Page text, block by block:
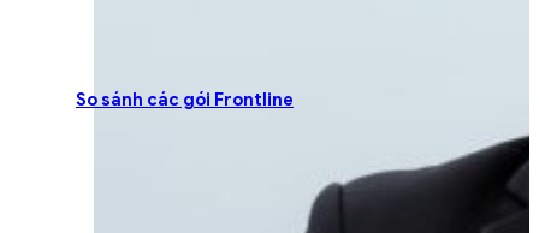
So sánh các gói Frontline